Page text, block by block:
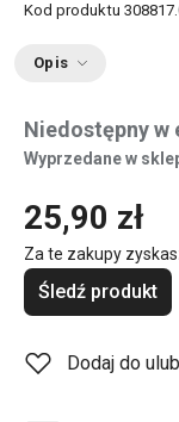
Kod produktu
Opis
Niedostępny w
Wyprzedane w
25,90 zł
Za te zakupy
Śledź produkt
Dodaj do